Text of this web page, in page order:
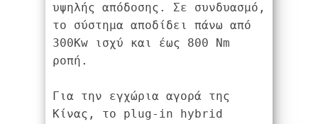
υψηλής απόδοσης. Σε συνδυασμό,
το σύστημα αποδίδει πάνω από
300Kw ισχύ και έως 800 Νm
ροπή.
Για την εγχώρια αγορά της
Κίνας, το plug-in hybrid